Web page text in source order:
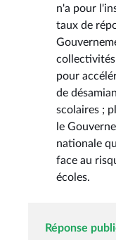
n'a pour
taux de
pour
de
scolaires ;
le
nationale
face au
écoles.
Réponse